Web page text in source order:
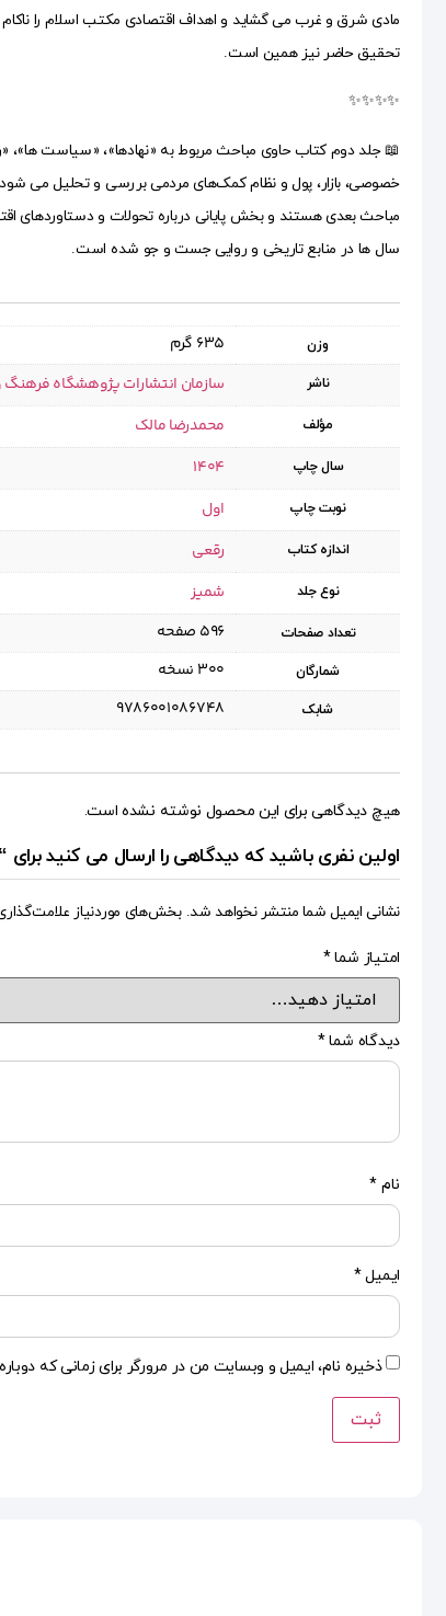
مادی شرق و غرب می گشاید و اهداف اقتصادی مکتب اسلام را
تحقیق حاضر نیز همین است.
✨✨✨✨
📖 جلد دوم کتاب حاوی مباحث مربوط به «نهادها»، «سیاست
خصوصی، بازار، پول و نظام کمک‌های مردمی بررسی و تحلیل می شود.
مباحث بعدی هستند و بخش پایانی درباره تحولات و دستاوردهای
سال ها در منابع تاریخی و روایی جست و جو شده است.
وزن 635 گرم
ناشر سازمان انتشارات پژوهشگاه فرهنگ
مؤلف محمدرضا مالک
سال چاپ 1404
نوبت چاپ اول
اندازه کتاب رقعی
نوع جلد شمیز
تعداد صفحات ۵۹۶ صفحه
شمارگان ۳۰۰ نسخه
شابک 9786001086748
هیچ دیدگاهی برای این محصول نوشته نشده است.
اولین نفری باشید که دیدگاهی را ارسال می کنید
نشانی ایمیل شما منتشر نخواهد شد. بخش‌های موردنیاز
امتیاز شما*
دیدگاه شما*
نام *
ایمیل*
ذخیره نام، ایمیل و وبسایت من در مرورگر برای زمانی که